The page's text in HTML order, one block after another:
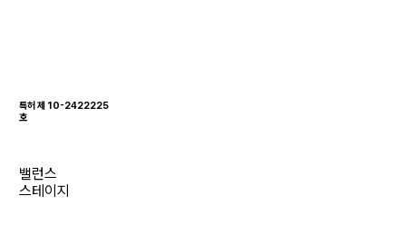
특허 제 10-2422225
호
밸런스
스테이지